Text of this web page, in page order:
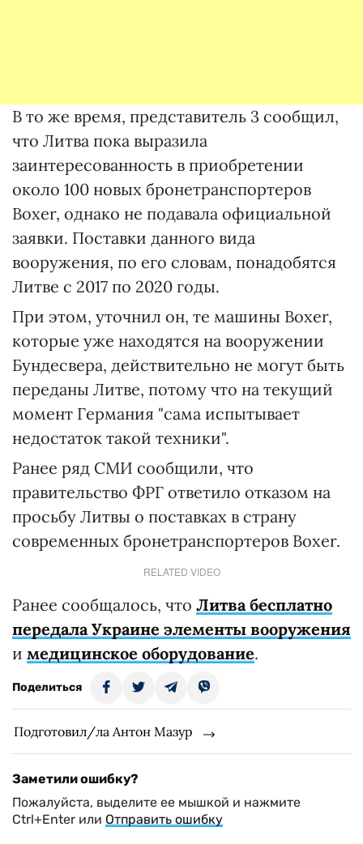
В то же время, представитель 3 сообщил,
что Литва пока выразила
заинтересованность в приобретении
около 100 новых бронетранспортеров
Boxer, однако не подавала официальной
заявки. Поставки данного вида
вооружения, по его словам, понадобятся
Литве с 2017 по 2020 годы.
При этом, уточнил он, те машины Boxer,
которые уже находятся на вооружении
Бундесвера, действительно не могут быть
переданы Литве, потому что на текущий
момент Германия "сама испытывает
недостаток такой техники".
Ранее ряд СМИ сообщили, что
правительство ФРГ ответило отказом на
просьбу Литвы о поставках в страну
современных бронетранспортеров Boxer.
RELATED VIDEO
Ранее сообщалось, что Литва бесплатно
передала Украине элементы вооружения
и медицинское оборудование.
Поделиться
Подготовил/ла Антон Мазур
Заметили ошибку?
Пожалуйста, выделите ее мышкой и нажмите
Ctrl+Enter или Отправить ошибку